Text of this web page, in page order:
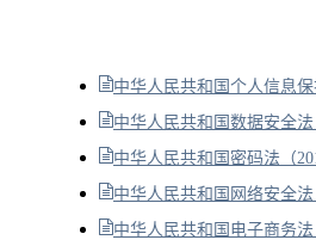
中华人民共和国个人信息保
中华人民共和国数据安全法
中华人民共和国密码法（
中华人民共和国网络安全法
中华人民共和国电子商务法